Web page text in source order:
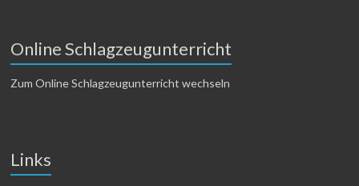
Online Schlagzeugunterricht
Zum Online Schlagzeugunterricht wechseln
Links